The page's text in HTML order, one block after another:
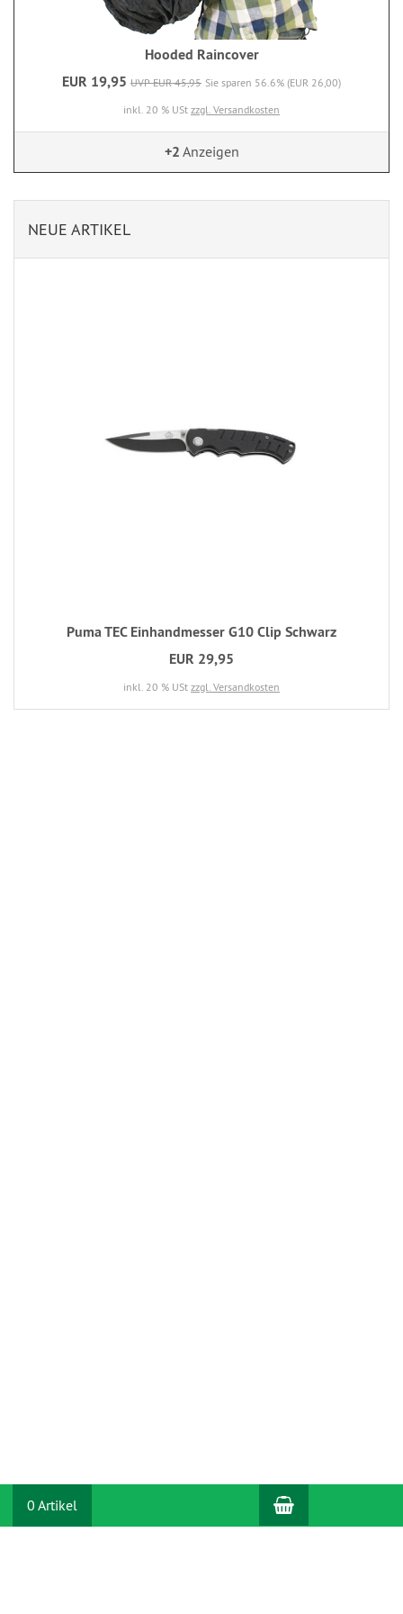
Hooded Raincover
EUR 19,95 UVP EUR 45,95 Sie sparen 56.6% (EUR 26,00)
inkl. 20 % USt zzgl. Versandkosten
+2 Anzeigen
NEUE ARTIKEL
Puma TEC Einhandmesser G10 Clip Schwarz
EUR 29,95
inkl. 20 % USt zzgl. Versandkosten
0 Artikel Warenkorb